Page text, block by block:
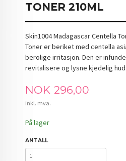
TONER 210ML
Skin1004 Madagascar Centella
Toner er beriket med centella
berolige irritasjon. Den er
revitalisere og lysne kjedelig hud.
Pris
NOK 296,00
inkl. mva.
På lager
ANTALL